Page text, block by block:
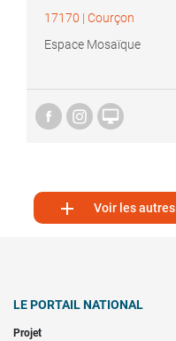
17170 | Courçon
Espace Mosaïque

 Voir les
LE PORTAIL NATIONAL
Projet